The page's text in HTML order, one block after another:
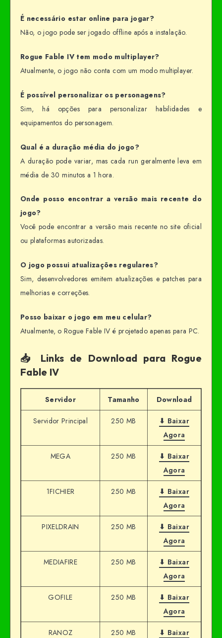
É necessário estar online para jogar?
Não, o jogo pode ser jogado offline após a instalação.
Rogue Fable IV tem modo multiplayer?
Atualmente, o jogo não conta com um modo multiplayer.
É possível personalizar os personagens?
Sim, há opções para personalizar habilidades e
equipamentos do personagem.
Qual é a duração média do jogo?
A duração pode variar, mas cada run geralmente leva em
média de 30 minutos a 1 hora.
Onde posso encontrar a versão mais recente do
jogo?
Você pode encontrar a versão mais recente no site oficial
ou plataformas autorizadas.
O jogo possui atualizações regulares?
Sim, desenvolvedores emitem atualizações e patches para
melhorias e correções.
Posso baixar o jogo em meu celular?
Atualmente, o Rogue Fable IV é projetado apenas para PC.
📥 Links de Download para Rogue
Fable IV
Servidor Tamanho Download
Servidor Principal 250 MB
⬇ Baixar
Agora
MEGA 250 MB
⬇ Baixar
Agora
1FICHIER 250 MB
⬇ Baixar
Agora
PIXELDRAIN 250 MB
⬇ Baixar
Agora
MEDIAFIRE 250 MB
⬇ Baixar
Agora
GOFILE 250 MB
⬇ Baixar
Agora
RANOZ 250 MB
⬇ Baixar